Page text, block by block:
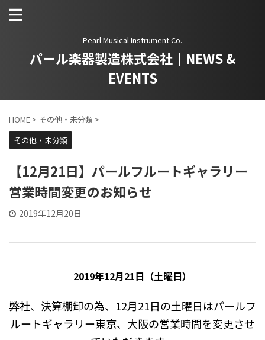
Pearl Musical Instrument Co.
パール楽器製造株式会社｜NEWS &
EVENTS
HOME > その他・未分類 >
その他・未分類
【12月21日】パールフルートギャラリー
営業時間変更のお知らせ
2019年12月20日
2019年12月21日（土曜日）
弊社、決算棚卸の為、12月21日の土曜日はパールフ
ルートギャラリー東京、大阪の営業時間を変更させ